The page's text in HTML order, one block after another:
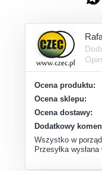
Ocena produktu:
Ocena sklepu:
Ocena dostawy:
Dodatkowy
Wszystko w
Przesyłka